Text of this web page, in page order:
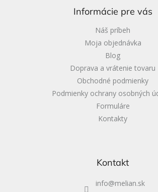
Informácie pre vás
Náš príbeh
Moja objednávka
Blog
Doprava a vrátenie tovaru
Obchodné podmienky
Podmienky ochrany osobných
Formuláre
Kontakty
Kontakt
info@melian.sk